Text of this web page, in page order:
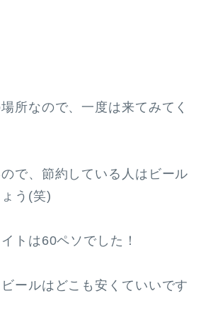
所なので、一度は来てみてく
で、節約している人はビール
う(笑)
トは60ペソでした！
ールはどこも安くていいです